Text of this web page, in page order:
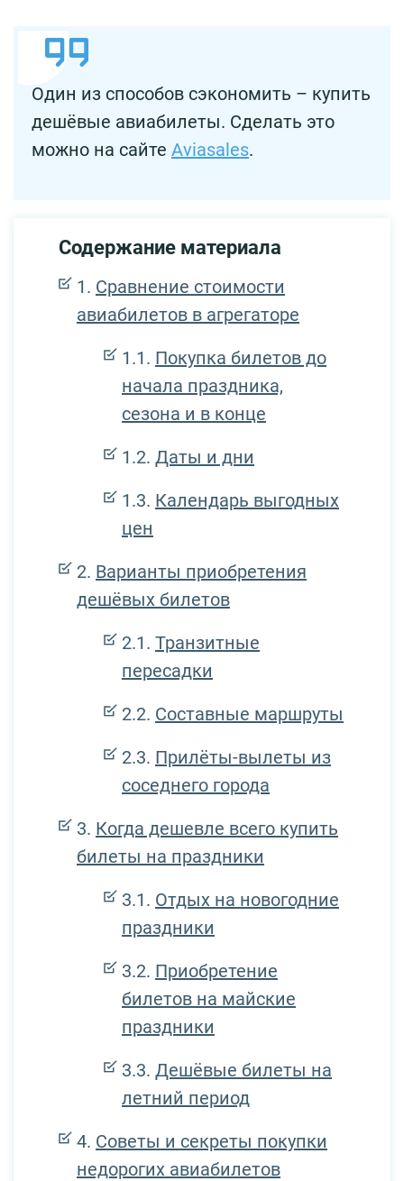
Один из способов сэкономить – купить
дешёвые авиабилеты. Сделать это
можно на сайте Aviasales.
Содержание материала
Сравнение стоимости
авиабилетов в агрегаторе
Покупка билетов до
начала праздника,
сезона и в конце
Даты и дни
Календарь выгодных
цен
Варианты приобретения
дешёвых билетов
Транзитные
пересадки
Составные маршруты
Прилёты-вылеты из
соседнего города
Когда дешевле всего купить
билеты на праздники
Отдых на новогодние
праздники
Приобретение
билетов на майские
праздники
Дешёвые билеты на
летний период
Советы и секреты покупки
недорогих авиабилетов